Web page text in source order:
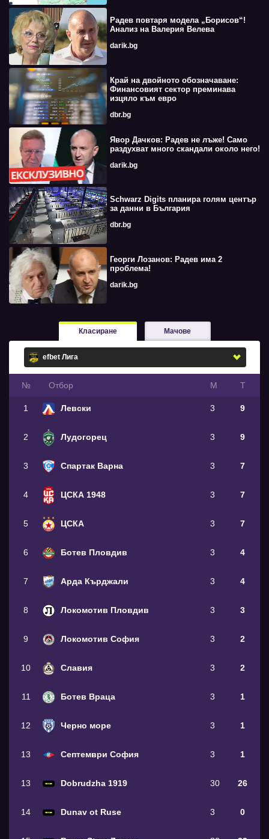
Радев повтаря модела „Борисов“!
Анализ на Валерия Велева
darik.bg
Край на двойното обозначаване:
Финансовият сектор преминава
изцяло към евро
dbr.bg
Явор Дачков: Радев не лъже! Само
раздухват много скандали около него!
darik.bg
Schwarz Digits планира голям център
за данни в България
dbr.bg
Георги Лозанов: Радев има 2
проблема!
darik.bg
Класиране Мачове
№ Oтбор М Т
1 Левски 3 9
2 Лудогорец 3 9
3 Спартак Варна 3 7
4 ЦСКА 1948 3 7
5 ЦСКА 3 7
6 Ботев Пловдив 3 4
7 Арда Кърджали 3 4
8 Локомотив Пловдив 3 3
9 Локомотив София 3 2
10 Славия 3 2
11 Ботев Враца 3 1
12 Черно море 3 1
13 Септември София 3 1
13 Dobrudzha 1919 30 26
14 Dunav ot Ruse 3 0